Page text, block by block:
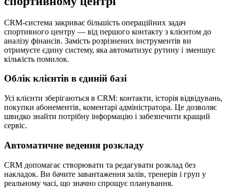
CRM-система закриває більшість операційних задач
спортивного центру — від першого контакту з клієнтом до
аналізу фінансів. Замість розрізнених інструментів ви
отримуєте єдину систему, яка автоматизує рутину і зменшує
кількість помилок.
Облік клієнтів в єдиній базі
Усі клієнти зберігаються в CRM: контакти, історія відвідувань,
покупки абонементів, коментарі адміністратора. Це дозволяє
швидко знайти потрібну інформацію і забезпечити кращий
сервіс.
Автоматичне ведення розкладу
CRM допомагає створювати та редагувати розклад без
накладок. Ви бачите завантаження залів, тренерів і груп у
реальному часі, що значно спрощує планування.